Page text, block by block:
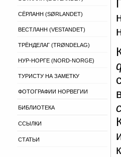
СЁРЛАНН (SØRLANDET)
ВЕСТЛАНН (VESTANDET)
ТРЁНДЕЛАГ (TRØNDELAG)
НУР-НОРГЕ (NORD-NORGE)
ТУРИСТУ НА ЗАМЕТКУ
ФОТОГРАФИИ НОРВЕГИИ
БИБЛИОТЕКА
ССЫЛКИ
СТАТЬИ